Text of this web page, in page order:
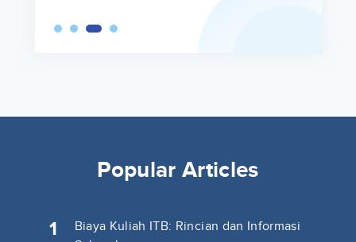
Popular Articles
1
Biaya Kuliah ITB: Rincian dan Informasi